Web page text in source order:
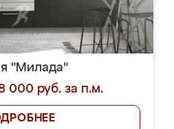
"Милада"
000 руб. за п.м.